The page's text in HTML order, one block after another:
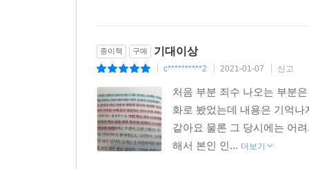
종이책 구매 기대이상
c**********2 2021-01-07 신고
처음 부분 죄수 나오는 부분
화로 봤었는데 내용은 기억
같아요 물론 그 당시에는 어
해서 본인 인... 더보기